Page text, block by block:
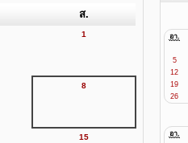
ส.
1
8
15
อา.
5
12
19
26
อา.